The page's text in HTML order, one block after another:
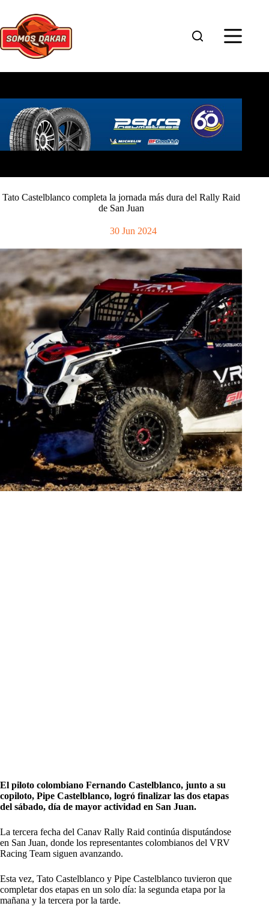
contenido
Tato Castelblanco completa la jornada más dura del Rally Raid
de San Juan
30 Jun 2024
El piloto colombiano Fernando Castelblanco, junto a su
copiloto, Pipe Castelblanco, logró finalizar las dos etapas
del sábado, día de mayor actividad en San Juan.
La tercera fecha del Canav Rally Raid continúa disputándose
en San Juan, donde los representantes colombianos del VRV
Racing Team siguen avanzando.
Esta vez, Tato Castelblanco y Pipe Castelblanco tuvieron que
completar dos etapas en un solo día: la segunda etapa por la
mañana y la tercera por la tarde.